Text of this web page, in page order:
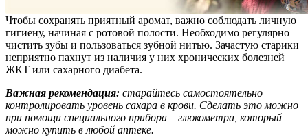
Чтобы сохранять приятный аромат, важно соблюдать личную
гигиену, начиная с ротовой полости. Необходимо регулярно
чистить зубы и пользоваться зубной нитью. Зачастую старики
неприятно пахнут из наличия у них хронических болезней
ЖКТ или сахарного диабета.
Важная рекомендация: старайтесь самостоятельно
контролировать уровень сахара в крови. Сделать это можно
при помощи специального прибора – глюкометра, который
можно купить в любой аптеке.